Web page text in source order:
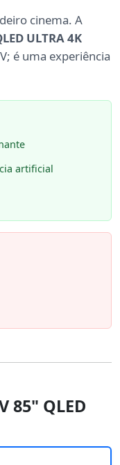
cinema. A
ULTRA 4K
é uma experiência
artificial
85" QLED